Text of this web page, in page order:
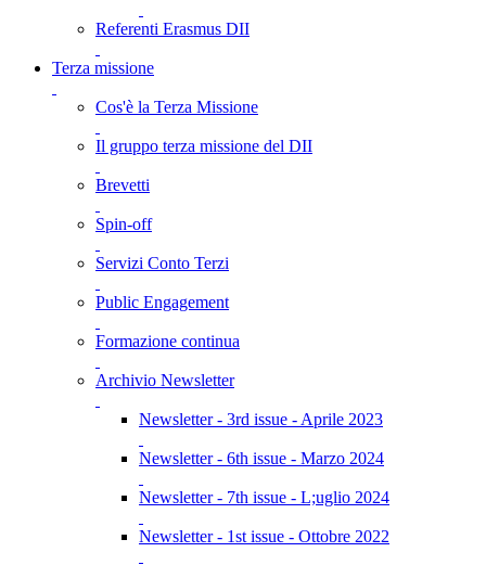
Referenti Erasmus DII
Terza missione
Cos'è la Terza Missione
Il gruppo terza missione del DII
Brevetti
Spin-off
Servizi Conto Terzi
Public Engagement
Formazione continua
Archivio Newsletter
Newsletter - 3rd issue - Aprile 2023
Newsletter - 6th issue - Marzo 2024
Newsletter - 7th issue - L;uglio 2024
Newsletter - 1st issue - Ottobre 2022